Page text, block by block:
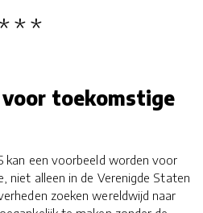
toekomstige
kan een voorbeeld worden voor
niet alleen in de Verenigde Staten
zoeken wereldwijd naar